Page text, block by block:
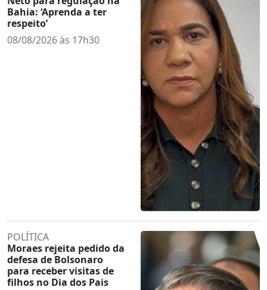
Bahia: ‘Aprenda a ter
respeito’
08/08/2026 às 17h30
POLÍTICA
Moraes rejeita pedido da
defesa de Bolsonaro
para receber visitas de
filhos no Dia dos Pais